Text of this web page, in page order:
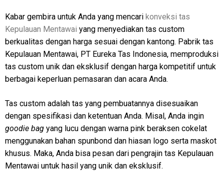
Kabar gembira untuk Anda yang mencari konveksi tas
Kepulauan Mentawai yang menyediakan tas custom
berkualitas dengan harga sesuai dengan kantong. Pabrik tas
Kepulauan Mentawai, PT Eureka Tas Indonesia, memproduksi
tas custom unik dan eksklusif dengan harga kompetitif untuk
berbagai keperluan pemasaran dan acara Anda.
Tas custom adalah tas yang pembuatannya disesuaikan
dengan spesifikasi dan ketentuan Anda. Misal, Anda ingin
goodie bag yang lucu dengan warna pink beraksen cokelat
menggunakan bahan spunbond dan hiasan logo serta maskot
khusus. Maka, Anda bisa pesan dari pengrajin tas Kepulauan
Mentawai untuk hasil yang unik dan eksklusif.